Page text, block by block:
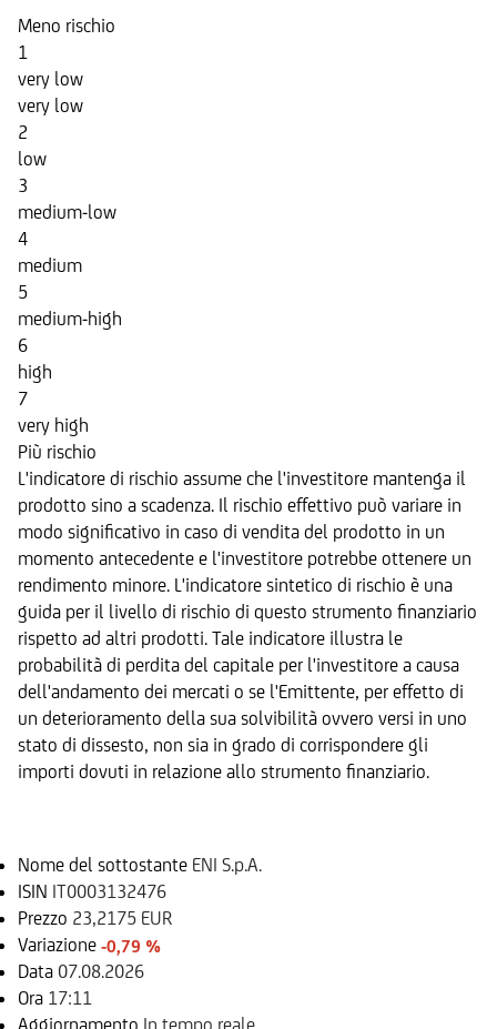
Meno rischio
1
very low
very low
2
low
3
medium-low
4
medium
5
medium-high
6
high
7
very high
Più rischio
L'indicatore di rischio assume che l'investitore mantenga il
prodotto sino a scadenza. Il rischio effettivo può variare in
modo significativo in caso di vendita del prodotto in un
momento antecedente e l'investitore potrebbe ottenere un
rendimento minore. L'indicatore sintetico di rischio è una
guida per il livello di rischio di questo strumento finanziario
rispetto ad altri prodotti. Tale indicatore illustra le
probabilità di perdita del capitale per l'investitore a causa
dell'andamento dei mercati o se l'Emittente, per effetto di
un deterioramento della sua solvibilità ovvero versi in uno
stato di dissesto, non sia in grado di corrispondere gli
importi dovuti in relazione allo strumento finanziario.
Nome del sottostante ENI S.p.A.
ISIN IT0003132476
Prezzo 23,2175 EUR
Variazione -0,79 %
Data 07.08.2026
Ora 17:11
Aggiornamento In tempo reale